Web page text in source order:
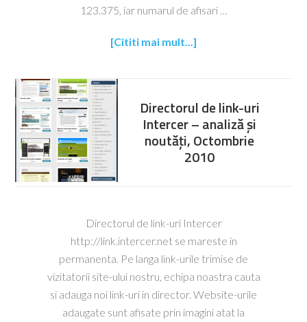
123.375, iar numarul de afisari …
[Cititi mai mult...]
Directorul de link-uri
Intercer – analiză și
noutăți, Octombrie
2010
Directorul de link-uri Intercer
http://link.intercer.net se mareste in
permanenta. Pe langa link-urile trimise de
vizitatorii site-ului nostru, echipa noastra cauta
si adauga noi link-uri in director. Website-urile
adaugate sunt afisate prin imagini atat la